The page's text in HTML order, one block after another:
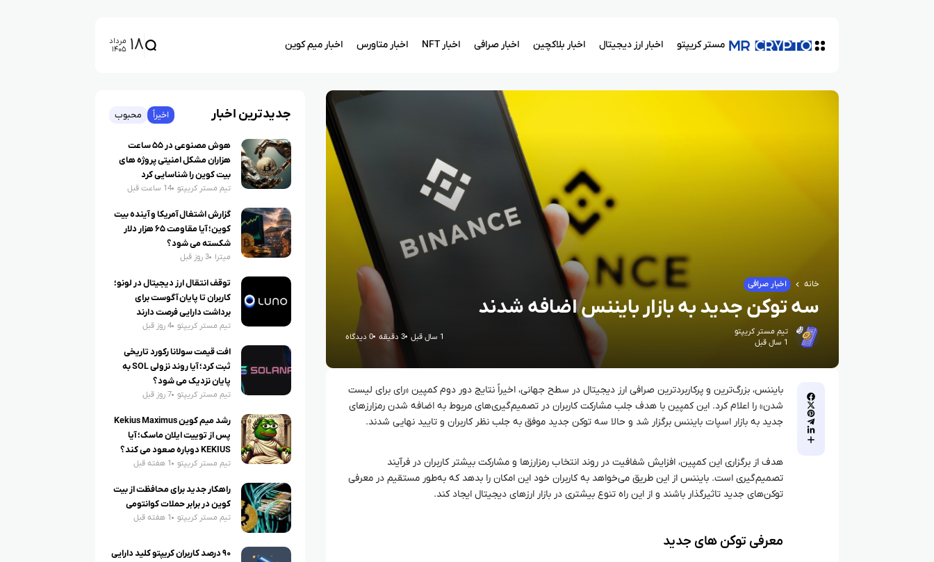
مستر کریپتو اخبار ارز دیجیتال اخبار بلاکچین اخبار صرافی اخبار NFT اخبار متاورس اخبار میم کوین ۱۸ مرداد
۱۴۰۵
خانه اخبار صرافی
سه توکن جدید به بازار بایننس اضافه شدند
تیم مستر کریپتو
1 سال قبل
1 سال قبل 3 دقیقه 0 دیدگاه
بایننس، بزرگ‌ترین و پرکاربردترین صرافی ارز دیجیتال در سطح جهانی، اخیراً نتایج دور دوم کمپین «رای برای لیست
شدن» را اعلام کرد. این کمپین با هدف جلب مشارکت کاربران در تصمیم‌گیری‌های مربوط به اضافه شدن رمزارزهای
جدید به بازار اسپات بایننس برگزار شد و حالا سه توکن جدید موفق به جلب نظر کاربران و تایید نهایی شدند.
هدف از برگزاری این کمپین، افزایش شفافیت در روند انتخاب رمزارزها و مشارکت بیشتر کاربران در فرآیند
تصمیم‌گیری است. بایننس از این طریق می‌خواهد به کاربران خود این امکان را بدهد که به‌طور مستقیم در معرفی
توکن‌های جدید تاثیرگذار باشند و از این راه تنوع بیشتری در بازار ارزهای دیجیتال ایجاد کند.
معرفی توکن‌ های جدید
جدیدترین اخبار اخیراً محبوب
هوش مصنوعی در ۵۵ ساعت
هزاران مشکل امنیتی پروژه های
بیت کوین را شناسایی کرد
تیم مستر کریپتو 14 ساعت قبل
گزارش اشتغال آمریکا و آینده بیت
کوین؛ آیا مقاومت ۶۵ هزار دلار
شکسته می شود؟
میترا 3 روز قبل
توقف انتقال ارز دیجیتال در لونو؛
کاربران تا پایان آگوست برای
برداشت دارایی فرصت دارند
تیم مستر کریپتو 4 روز قبل
افت قیمت سولانا رکورد تاریخی
ثبت کرد؛ آیا روند نزولی SOL به
پایان نزدیک می شود؟
تیم مستر کریپتو 7 روز قبل
رشد میم کوین Kekius Maximus
پس از توییت ایلان ماسک؛ آیا
KEKIUS دوباره صعود می کند؟
تیم مستر کریپتو 1 هفته قبل
راهکار جدید برای محافظت از بیت
کوین در برابر حملات کوانتومی
تیم مستر کریپتو 1 هفته قبل
۹۰ درصد کاربران کریپتو کلید دارایی